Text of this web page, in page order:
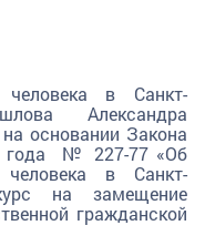
в Санкт-
Александра
основании Закона
года № 227-77 «Об
в Санкт-
на замещение
гражданской